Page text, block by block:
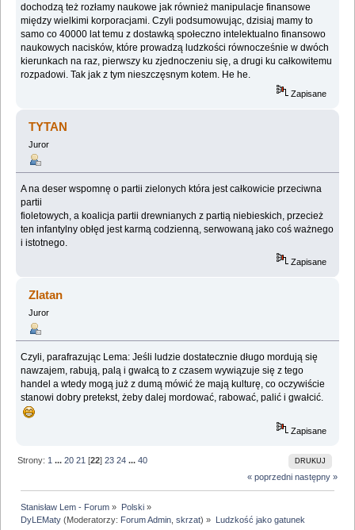
dochodzą też rozłamy naukowe jak również manipulacje finansowe
między wielkimi korporacjami. Czyli podsumowując, dzisiaj mamy to
samo co 40000 lat temu z dostawką społeczno intelektualno finansowo
naukowych nacisków, które prowadzą ludzkości równocześnie w dwóch
kierunkach na raz, pierwszy ku zjednoczeniu się, a drugi ku całkowitemu
rozpadowi. Tak jak z tym nieszczęsnym kotem. He he.
Zapisane
TYTAN
Juror
A na deser wspomnę o partii zielonych która jest całkowicie przeciwna
partii
fioletowych, a koalicja partii drewnianych z partią niebieskich, przecież
ten infantylny obłęd jest karmą codzienną, serwowaną jako coś ważnego
i istotnego.
Zapisane
Zlatan
Juror
Czyli, parafrazując Lema: Jeśli ludzie dostatecznie długo mordują się
nawzajem, rabują, palą i gwałcą to z czasem wywiązuje się z tego
handel a wtedy mogą już z dumą mówić że mają kulturę, co oczywiście
stanowi dobry pretekst, żeby dalej mordować, rabować, palić i gwałcić.
Zapisane
DRUKUJ
Strony: 1 ...20 21 [22]23 24 ...40
« poprzedni następny »
Stanisław Lem - Forum » Polski»
DyLEMaty (Moderatorzy: Forum Admin ,skrzat) » Ludzkość jako gatunek